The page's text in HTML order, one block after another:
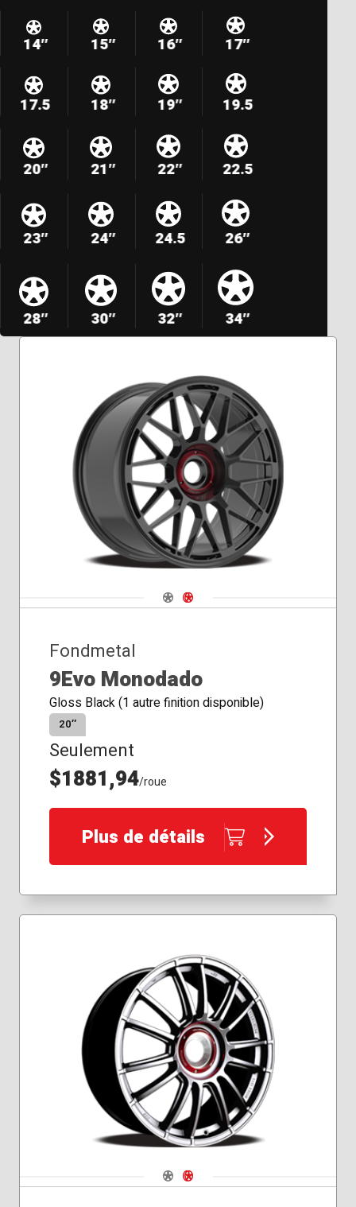
14″ 15″ 16″ 17″
17.5 18″ 19″ 19.5
20″ 21″ 22″ 22.5
23″ 24″ 24.5 26″
28″ 30″ 32″ 34″
Navigate 1
Navigate 2
Fondmetal
9Evo Monodado
Gloss Black (1 autre finition disponible)
20″
Seulement
$1881,94/roue
Plus de détails
Navigate 1
Navigate 2